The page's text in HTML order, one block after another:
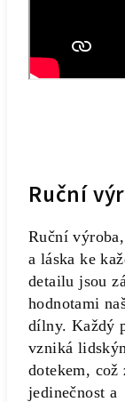
Ruční
Ruční
a láska ke
detailu jsou
hodnotami
dílny. Každý
vzniká
dotekem, což
jedinečnost a